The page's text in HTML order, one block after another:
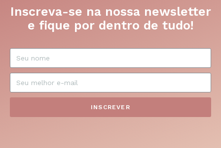
Inscreva-se na nossa newsletter
e fique por dentro de tudo!
INSCREVER